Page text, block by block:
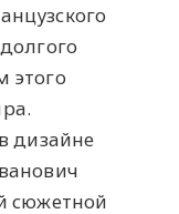
этого
дизайне
сюжетной